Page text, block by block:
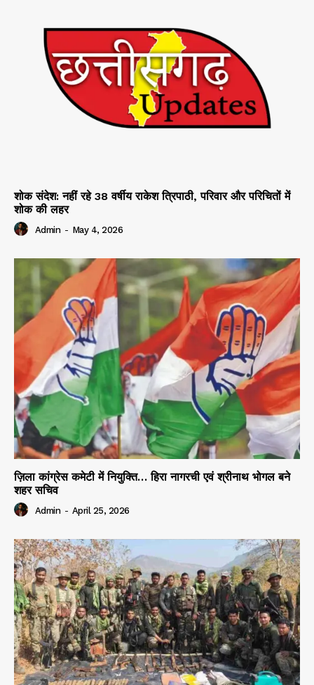
शोक संदेश: नहीं रहे 38 वर्षीय राकेश त्रिपाठी, परिवार और परिचितों में
शोक की लहर
Admin - May 4, 2026
ज़िला कांग्रेस कमेटी में नियुक्ति… हिरा नागरची एवं श्रीनाथ भोगल बने
शहर सचिव
Admin - April 25, 2026